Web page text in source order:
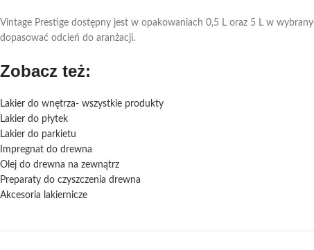
Vintage Prestige dostępny jest w opakowaniach 0,5 L oraz 5 L w
dopasować odcień do aranżacji.
Zobacz też:
Lakier do wnętrza- wszystkie produkty
Lakier do płytek
Lakier do parkietu
Impregnat do drewna
Olej do drewna na zewnątrz
Preparaty do czyszczenia drewna
Akcesoria lakiernicze